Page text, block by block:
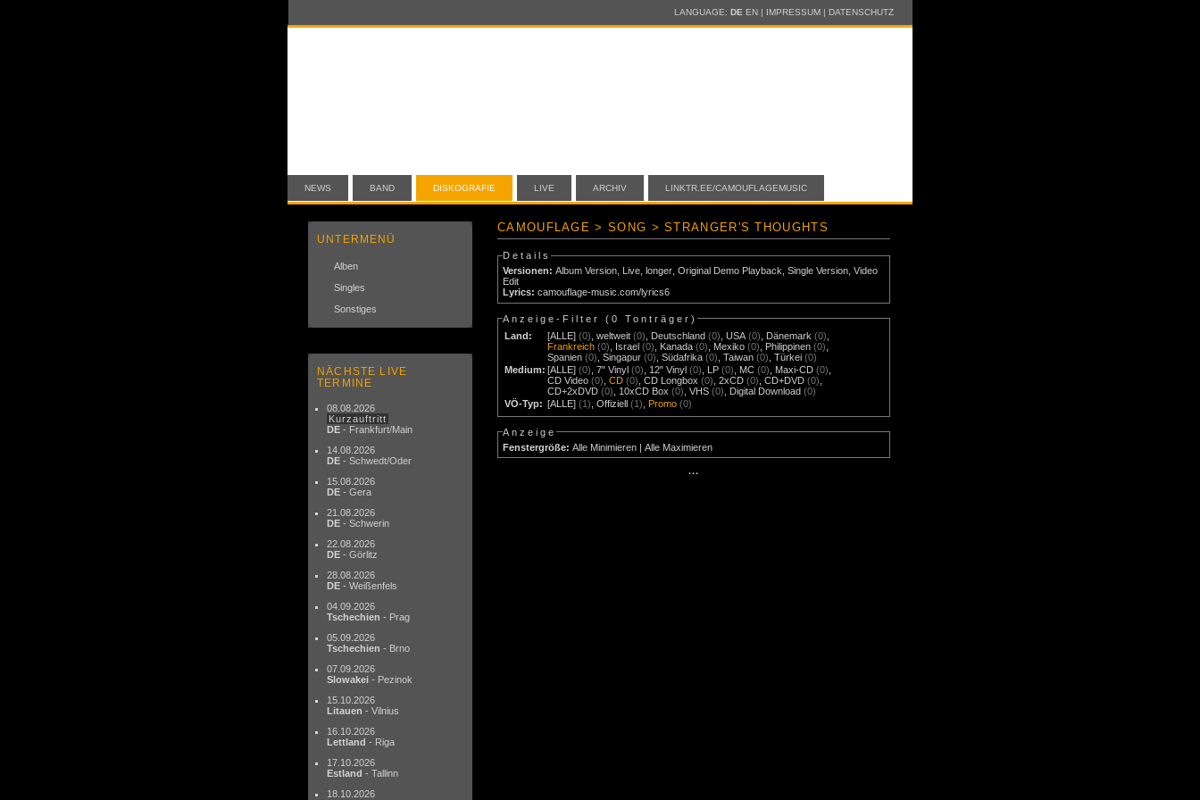
LANGUAGE: DE EN| IMPRESSUM| DATENSCHUTZ
NEWS BAND DISKOGRAFIE LIVE ARCHIV LINKTR.EE/CAMOUFLAGEMUSIC
UNTERMENÜ
Alben
Singles
Sonstiges
NÄCHSTE LIVE
TERMINE
08.08.2026
Kurzauftritt
DE - Frankfurt/Main
14.08.2026
DE - Schwedt/Oder
15.08.2026
DE - Gera
21.08.2026
DE - Schwerin
22.08.2026
DE - Görlitz
28.08.2026
DE - Weißenfels
04.09.2026
Tschechien - Prag
05.09.2026
Tschechien - Brno
07.09.2026
Slowakei - Pezinok
15.10.2026
Litauen - Vilnius
16.10.2026
Lettland - Riga
17.10.2026
Estland - Tallinn
18.10.2026
CAMOUFLAGE > SONG > STRANGER'S THOUGHTS
Details
Versionen: Album Version, Live, longer,Original Demo Playback,Single Version,Video
Edit
Lyrics: camouflage-music.com/lyrics6
Anzeige-Filter (0 Tonträger)
Land:
[ALLE] (0) ,weltweit (0) Deutschland (0) ,USA (0) Dänemark (0)
Frankreich (0) Israel (0) Kanada (0) Mexiko (0) Philippinen (0)
Spanien (0) ,Singapur (0) ,Südafrika (0) ,Taiwan (0) ,Türkei (0)
Medium: [ALLE] (0) ,7" Vinyl (0) 12" Vinyl (0) LP (0) MC (0) Maxi-CD (0)
CD Video (0) ,CD (0) ,CD Longbox (0) ,2xCD (0) ,CD+DVD (0)
CD+2xDVD (0) 10xCD Box (0) ,VHS (0) Digital Download (0)
VÖ-Typ: [ALLE] (1) ,Offiziell (1) Promo (0)
Anzeige
Fenstergröße: Alle Minimieren |Alle Maximieren
···